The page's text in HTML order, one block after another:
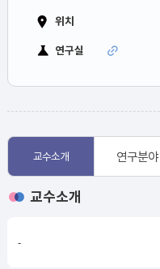
위치
연구실
교수소개 연구분야
교수소개
-